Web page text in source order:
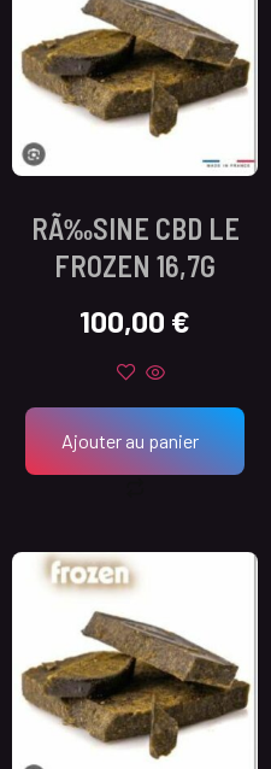
RÃ‰SINE CBD LE
FROZEN 16,7G
100,00 €
Ajouter au panier